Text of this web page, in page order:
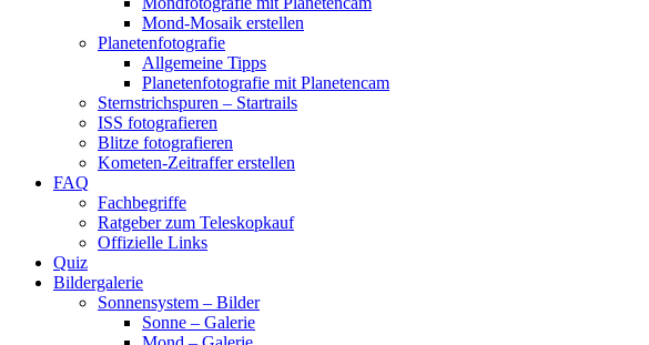
Mond-Mosaik erstellen
Planetenfotografie
Allgemeine Tipps
Planetenfotografie mit Planetencam
Sternstrichspuren – Startrails
ISS fotografieren
Blitze fotografieren
Kometen-Zeitraffer erstellen
FAQ
Fachbegriffe
Ratgeber zum Teleskopkauf
Offizielle Links
Quiz
Bildergalerie
Sonnensystem – Bilder
Sonne – Galerie